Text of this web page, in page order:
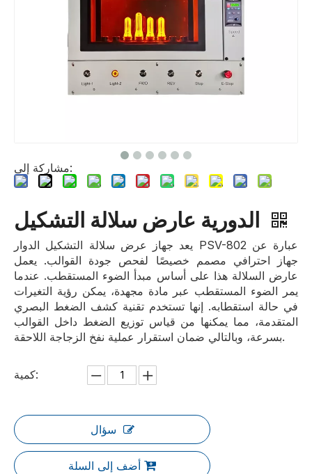
مشاركة إلى:
يعد جهاز عرض سلالة التشكيل الدوار PSV-802 عبارة عن
جهاز احترافي مصمم خصيصًا لفحص جودة القوالب. يعمل
عارض السلالة هذا على أساس مبدأ الضوء المستقطب. عندما
يمر الضوء المستقطب عبر مادة مجهدة، يمكن رؤية التغيرات
في حالة استقطابه. إنها تستخدم تقنية كشف الضغط البصري
المتقدمة، مما يمكنها من قياس توزيع الضغط داخل القوالب
بسرعة، وبالتالي ضمان استقرار عملية نفخ الزجاجة اللاحقة.
كمية:
سؤال
أضف إلى السلة